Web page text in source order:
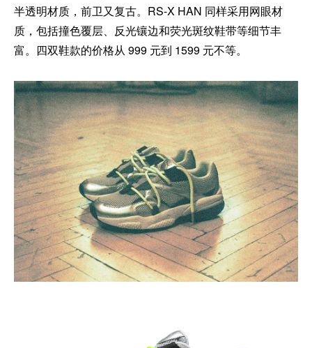
半透明材质，前卫又复古。RS-X HAN 同样采用网眼材
质，包括撞色覆层、反光镶边和荧光斑纹鞋带等细节丰
富。四双鞋款的价格从 999 元到 1599 元不等。